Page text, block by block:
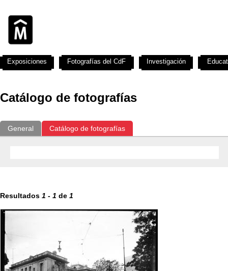
Catálogo de fotografías
General Catálogo de fotografías
Resultados 1 - 1 de 1
Exposiciones Fotografías del CdF Investigación